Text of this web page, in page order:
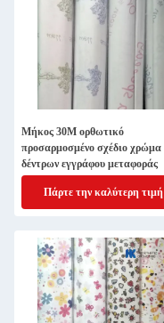
Μήκος 30M ορθωτικό
προσαρμοσμένο σχέδιο χρώμα
δέντρων εγγράφου μεταφοράς
Πάρτε την καλύτερη τιμή